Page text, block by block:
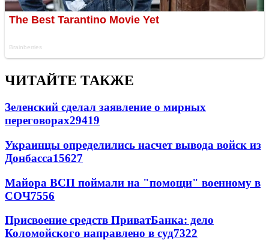
ЧИТАЙТЕ ТАКЖЕ
Зеленский сделал заявление о мирных
переговорах29419
Украинцы определились насчет вывода войск из
Донбасса15627
Майора ВСП поймали на "помощи" военному в
СОЧ7556
Присвоение средств ПриватБанка: дело
Коломойского направлено в суд7322